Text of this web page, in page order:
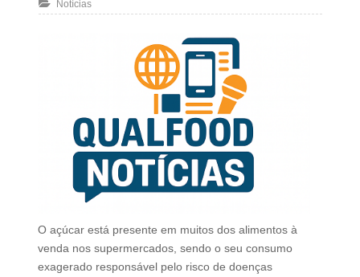
Notícias
O açúcar está presente em muitos dos alimentos à
venda nos supermercados, sendo o seu consumo
exagerado responsável pelo risco de doenças